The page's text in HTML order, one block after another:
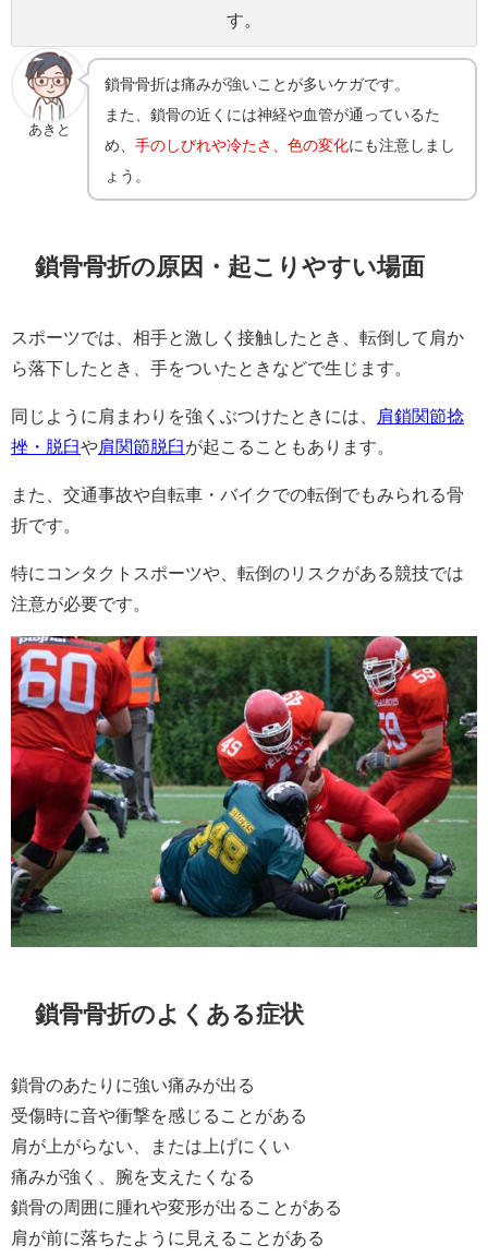
す。
あきと
鎖骨骨折は痛みが強いことが多いケガです。
また、鎖骨の近くには神経や血管が通っているた
め、手のしびれや冷たさ、色の変化にも注意しまし
ょう。
鎖骨骨折の原因・起こりやすい場面
スポーツでは、相手と激しく接触したとき、転倒して肩か
ら落下したとき、手をついたときなどで生じます。
同じように肩まわりを強くぶつけたときには、
肩鎖関節捻
挫・脱臼や肩関節脱臼が起こることもあります。
また、交通事故や自転車・バイクでの転倒でもみられる骨
折です。
特にコンタクトスポーツや、転倒のリスクがある競技では
注意が必要です。
鎖骨骨折のよくある症状
鎖骨のあたりに強い痛みが出る
受傷時に音や衝撃を感じることがある
肩が上がらない、または上げにくい
痛みが強く、腕を支えたくなる
鎖骨の周囲に腫れや変形が出ることがある
肩が前に落ちたように見えることがある